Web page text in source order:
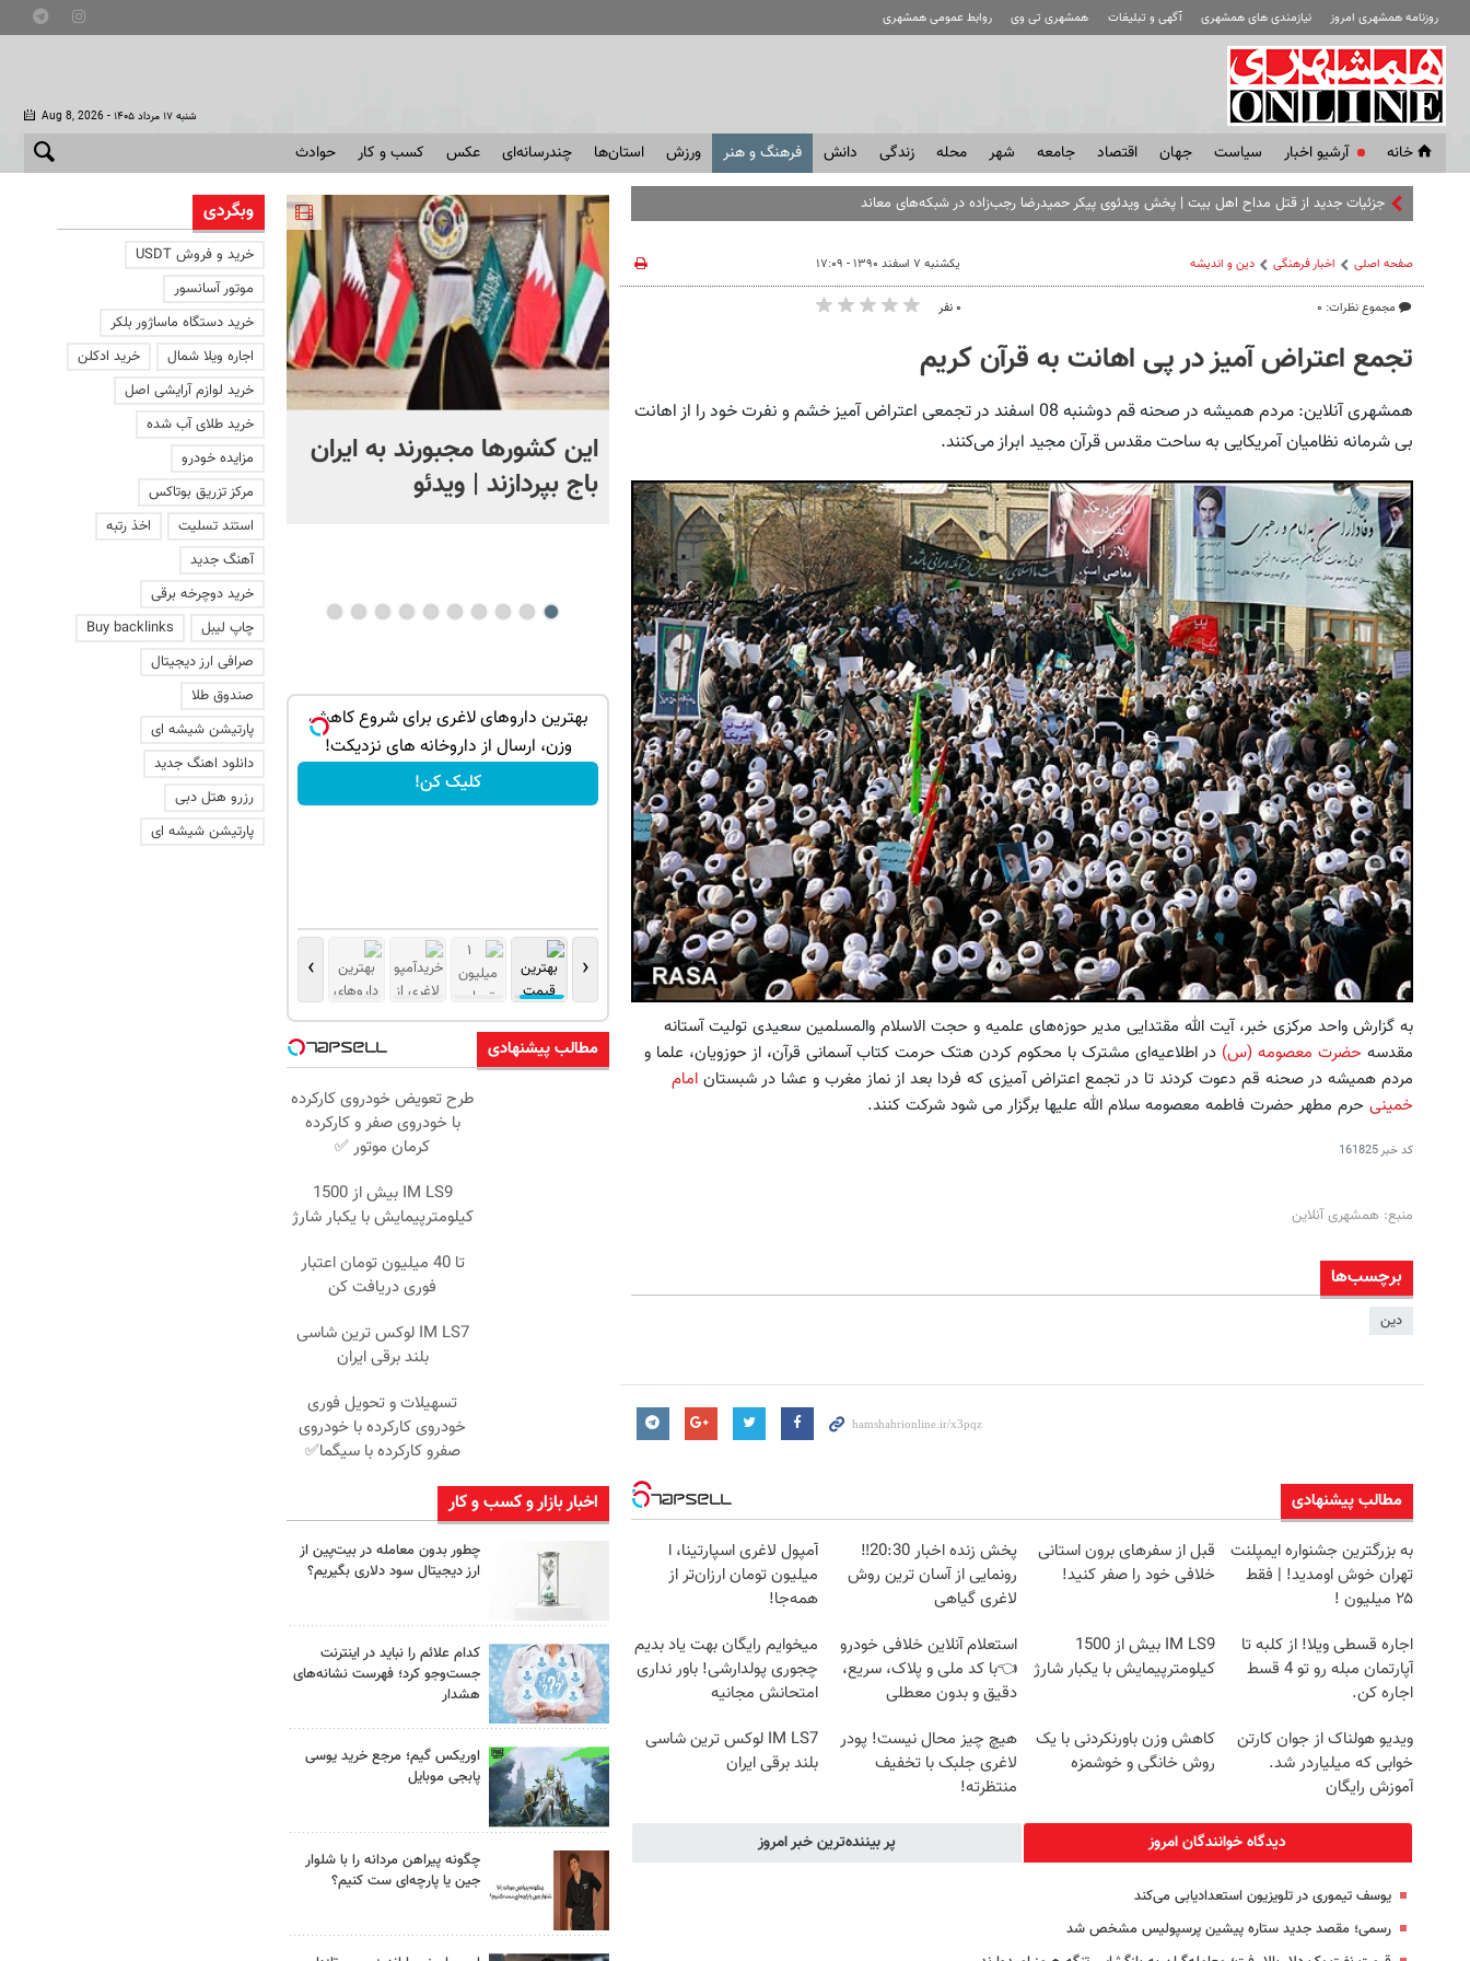
روزنامه همشهری امروز نیازمندی های همشهری آگهی و تبلیغات همشهری تی وی روابط عمومی همشهری
Aug 8, 2026 - شنبه ۱۷ مرداد ۱۴۰۵
خانه آرشیو اخبار سياست جهان اقتصاد جامعه شهر محله زندگی دانش فرهنگ و هنر ورزش استان‌ها چندرسانه‌ای عکس کسب و کار حوادث
جزئیات جدید از قتل مداح اهل‌ بیت |‌ پخش ویدئوی پیکر حمیدرضا رجب‌زاده در شبکه‌های معاند
صفحه اصلی اخبار فرهنگی دین و اندیشه
مجموع نظرات: ۰
یکشنبه ۷ اسفند ۱۳۹۰ - ۱۷:۰۹
۰ نفر
تجمع اعتراض آمیز در پی اهانت به قرآن کریم
همشهری آنلاین: مردم همیشه در صحنه قم دوشنبه 08 اسفند در تجمعی اعتراض آمیز خشم و نفرت خود را از اهانت
بی شرمانه نظامیان آمریکایی به ساحت مقدس قرآن مجید ابراز می‌کنند.
به گزارش واحد مرکزی خبر، آیت الله مقتدایی مدیر حوزه‌های علمیه و حجت الاسلام والمسلمین سعیدی تولیت آستانه
مقدسه حضرت معصومه (س) در اطلاعیه‌ای مشترک با محکوم کردن هتک حرمت کتاب آسمانی قرآن، از حوزویان، علما و
مردم همیشه در صحنه قم دعوت کردند تا در تجمع اعتراض آمیزی که فردا بعد از نماز مغرب و عشا در شبستان امام
خمینی حرم مطهر حضرت فاطمه معصومه سلام الله علیها برگزار می شود شرکت کنند.
کد خبر161825
منبع: همشهری آنلاین
برچسب‌ها
دین
مطالب پیشنهادی
به بزرگترین جشنواره ایمپلنت
تهران خوش اومدید! | فقط
۲۵ میلیون !
قبل از سفرهای برون استانی
خلافی خود را صفر کنید!
پخش زنده اخبار 20:30‼️
رونمایی از آسان ترین روش
لاغری گیاهی
آمپول لاغری اسپارتینا، ا
میلیون تومان ارزان‌تر از
همه‌جا!
اجاره‌ قسطی ویلا! از کلبه تا
آپارتمان مبله رو تو 4 قسط
اجاره کن.
IM LS9 بیش از 1500
کیلومترپیمایش با یکبار شارژ
استعلام آنلاین خلافی خودرو
👈با کد ملی و پلاک، سریع،
دقیق و بدون معطلی
میخوایم رایگان بهت یاد بدیم
چجوری پولدارشی! باور نداری
امتحانش مجانیه
ویدیو هولناک از جوان کارتن
خوابی که میلیاردر شد.
آموزش رایگان
کاهش وزن باورنکردنی با یک
روش خانگی و خوشمزه
هیچ چیز محال نیست! پودر
لاغری جلبک با تخفیف
منتظرته!
IM LS7 لوکس ترین شاسی
بلند برقی ایران
دیدگاه خوانندگان امروز پر بیننده‌ترین خبر امروز
یوسف تیموری در تلویزیون استعدادیابی می‌کند
رسمی؛ مقصد جدید ستاره پیشین پرسپولیس مشخص شد
توسط شهردار ترک | ویدئو
این کشورها مجبورند به ایران
باج بپردازند | ویدئو
ناراحتی جنجالی همسر
نجفیان از یک خانم+ ویدئو
من خانمشم... ناراحت
میشم... لطفا بسه!
بهترین قیمت داروهای لاغری، با ۱ میلیون
تخفیف و ارسال از داروخانه‌
کلیک کن!
۱ میلیون تومان تخفیف داروهای لاغری
منتخب با ارسال از داروخانه نزدیکت
کلیک کن!
خریدآمپول‌های لاغری از داروخانه های
اطرافت، ارسال فوری همراه با پک یخ!
کلیک کن!
بهترین داروهای لاغری برای شروع کاهش
وزن، ارسال از داروخانه های نزدیکت!
کلیک کن!
‹
›
مطالب پیشنهادی
طرح تعویض خودروی کارکرده
با خودروی صفر و کارکرده
کرمان موتور ✅
IM LS9 بیش از 1500
کیلومترپیمایش با یکبار شارژ
تا 40 میلیون تومان اعتبار
فوری دریافت کن
IM LS7 لوکس ترین شاسی
بلند برقی ایران
تسهیلات و تحویل فوری
خودروی کارکرده با خودروی
صفرو کارکرده با سیگما✅
اخبار بازار و کسب و کار
چطور بدون معامله در بیت‌پین از
ارز دیجیتال سود دلاری بگیریم؟
کدام علائم را نباید در اینترنت
جست‌وجو کرد؛ فهرست نشانه‌های
هشدار
اوریکس گیم؛ مرجع خرید یوسی
پابجی موبایل
چگونه پیراهن مردانه را با شلوار
جین یا پارچه‌ای ست کنیم؟
وبگردی
خرید و فروش USDT
موتور آسانسور
خرید دستگاه ماساژور بلکر
اجاره ویلا شمال
خرید ادکلن
خرید لوازم آرایشی اصل
خرید طلای آب شده
مزایده خودرو
مرکز تزریق بوتاکس
استند تسلیت
اخذ رتبه
آهنگ جدید
خرید دوچرخه برقی
چاپ لیبل
Buy backlinks
صرافی ارز دیجیتال
صندوق طلا
پارتیشن شیشه ای
دانلود اهنگ جدید
رزرو هتل دبی
پارتیشن شیشه ای